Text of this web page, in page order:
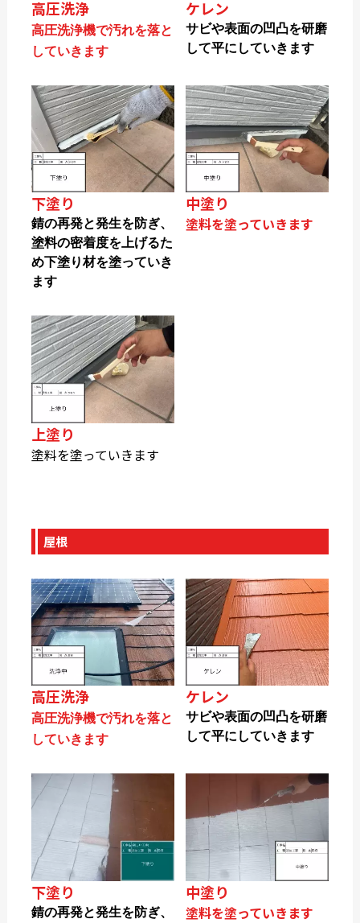
高圧洗浄
高圧洗浄機で汚れを落と
していきます
ケレン
サビや表面の凹凸を研磨
して平にしていきます
下塗り
錆の再発と発生を防ぎ、
塗料の密着度を上げるた
め下塗り材を塗っていき
ます
中塗り
塗料を塗っていきます
上塗り
塗料を塗っていきます
屋根
高圧洗浄
高圧洗浄機で汚れを落と
していきます
ケレン
サビや表面の凹凸を研磨
して平にしていきます
下塗り
錆の再発と発生を防ぎ、
中塗り
塗料を塗っていきます